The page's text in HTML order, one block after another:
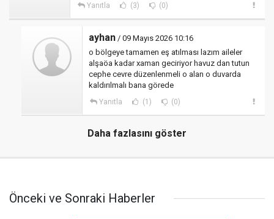
Yanıtla (3) (0)
ayhan / 09 Mayıs 2026 10:16
o bölgeye tamamen eş atılması lazım aileler
alşaöa kadar xaman geciriyor havuz dan tutun
cephe cevre düzenlenmeli o alan o duvarda
kaldırılmalı bana görede
Yanıtla (1) (0)
Daha fazlasını göster
Önceki ve Sonraki Haberler